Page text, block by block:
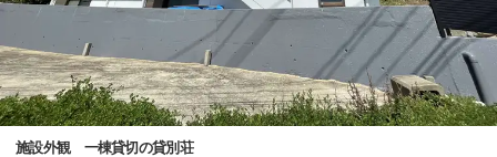
施設外観 一棟貸切の貸別荘